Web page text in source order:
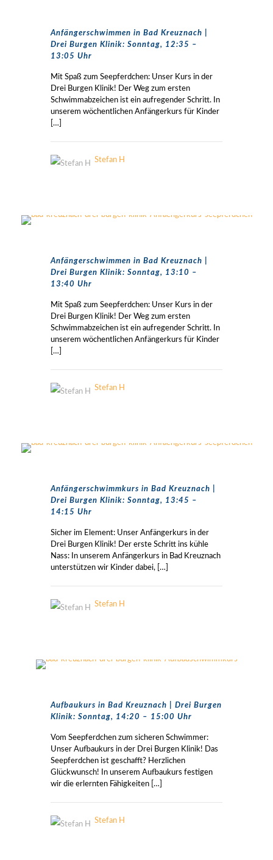
Anfängerschwimmen in Bad Kreuznach |
Drei Burgen Klinik: Sonntag, 12:35 –
13:05 Uhr
Mit Spaß zum Seepferdchen: Unser Kurs in der
Drei Burgen Klinik! Der Weg zum ersten
Schwimmabzeichen ist ein aufregender Schritt. In
unserem wöchentlichen Anfängerkurs für Kinder
[…]
Stefan H
Anfängerschwimmen in Bad Kreuznach |
Drei Burgen Klinik: Sonntag, 13:10 –
13:40 Uhr
Mit Spaß zum Seepferdchen: Unser Kurs in der
Drei Burgen Klinik! Der Weg zum ersten
Schwimmabzeichen ist ein aufregender Schritt. In
unserem wöchentlichen Anfängerkurs für Kinder
[…]
Stefan H
Anfängerschwimmkurs in Bad Kreuznach |
Drei Burgen Klinik: Sonntag, 13:45 –
14:15 Uhr
Sicher im Element: Unser Anfängerkurs in der
Drei Burgen Klinik! Der erste Schritt ins kühle
Nass: In unserem Anfängerkurs in Bad Kreuznach
unterstützen wir Kinder dabei, […]
Stefan H
Aufbaukurs in Bad Kreuznach | Drei Burgen
Klinik: Sonntag, 14:20 – 15:00 Uhr
Vom Seepferdchen zum sicheren Schwimmer:
Unser Aufbaukurs in der Drei Burgen Klinik! Das
Seepferdchen ist geschafft? Herzlichen
Glückwunsch! In unserem Aufbaukurs festigen
wir die erlernten Fähigkeiten […]
Stefan H